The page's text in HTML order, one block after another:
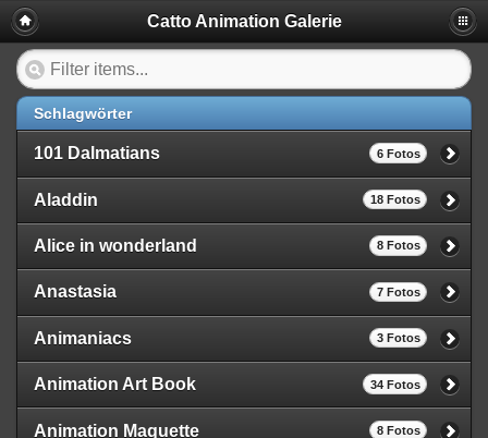
Catto Animation Galerie
Schlagwörter
101 Dalmatians 6 Fotos
Aladdin 18 Fotos
Alice in wonderland 8 Fotos
Anastasia 7 Fotos
Animaniacs 3 Fotos
Animation Art Book 34 Fotos
Animation Maquette 8 Fotos